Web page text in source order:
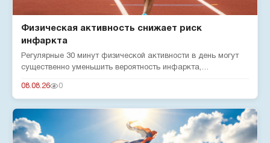
Физическая активность снижает риск
инфаркта
Регулярные 30 минут физической активности в день могут
существенно уменьшить вероятность инфаркта,
08.08.26 0